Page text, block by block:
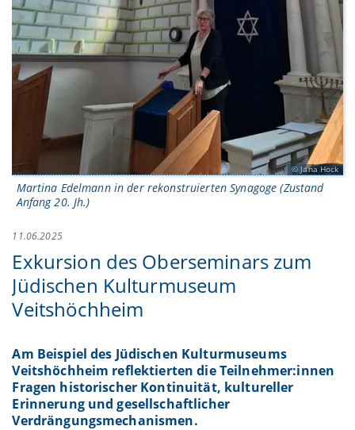
Jana Hock
Martina Edelmann in der rekonstruierten Synagoge (Zustand
Anfang 20. Jh.)
11.06.2025
Exkursion des Oberseminars zum
Jüdischen Kulturmuseum
Veitshöchheim
Am Beispiel des Jüdischen Kulturmuseums
Veitshöchheim reflektierten die Teilnehmer:innen
Fragen historischer Kontinuität, kultureller
Erinnerung und gesellschaftlicher
Verdrängungsmechanismen.